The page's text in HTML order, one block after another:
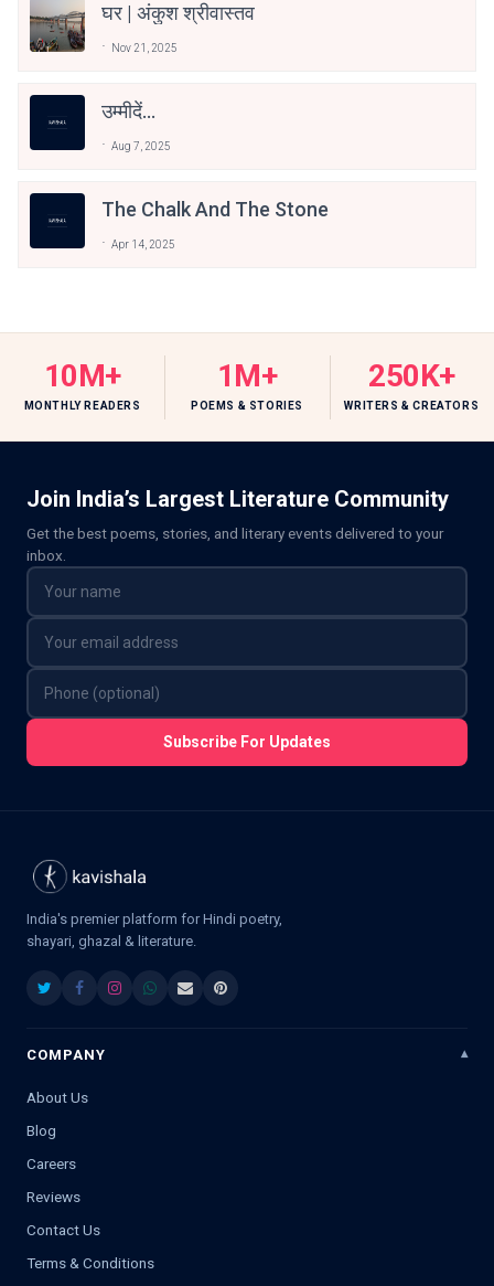
घर | अंकुश श्रीवास्तव
Nov 21, 2025
उम्मीदें...
Aug 7, 2025
The Chalk And The Stone
Apr 14, 2025
10M+
MONTHLY READERS
1M+
POEMS & STORIES
250K+
WRITERS & CREATORS
Join India’s Largest Literature Community
Get the best poems, stories, and literary events delivered to your
inbox.
Subscribe For Updates
India's premier platform for Hindi poetry,
shayari, ghazal & literature.
COMPANY
About Us
Blog
Careers
Reviews
Contact Us
Terms & Conditions